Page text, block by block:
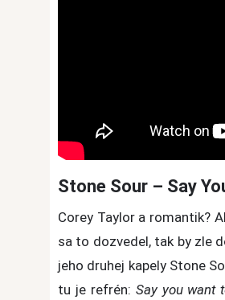
Stone Sour – Say
Corey Taylor a romantik?
sa to dozvedel, tak by zle
jeho druhej kapely Stone
tu je refrén: Say you want